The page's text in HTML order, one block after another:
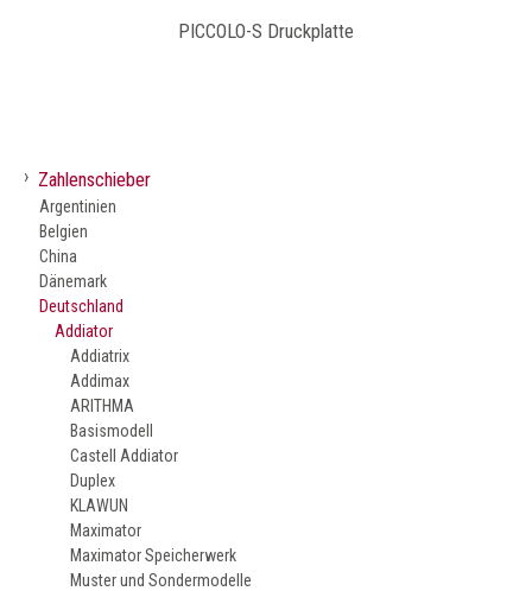
PICCOLO-S Druckplatte
› Zahlenschieber
Argentinien
Belgien
China
Dänemark
Deutschland
Addiator
Addiatrix
Addimax
ARITHMA
Basismodell
Castell Addiator
Duplex
KLAWUN
Maximator
Maximator Speicherwerk
Muster und Sondermodelle